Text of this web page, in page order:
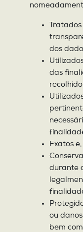
dos
das
Exatos
durante
ou
bem